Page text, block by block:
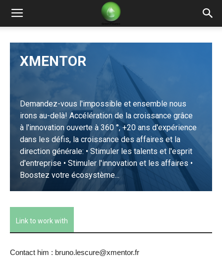
Green
FinanceXMENTOR
Demandez-vous l'impossible et ensemble nous
irons au-delà! Accélération de la croissance grâce
à l'innovation ouverte à 360 °, +20 ans d'expérience
dans les défis, la croissance des affaires et la
direction générale: • Stimuler les talents et l'esprit
d'entreprise • Stimuler l'innovation et les affaires •
Boostez votre écosystème...
Link to work with
Contact him : bruno.lescure@xmentor.fr